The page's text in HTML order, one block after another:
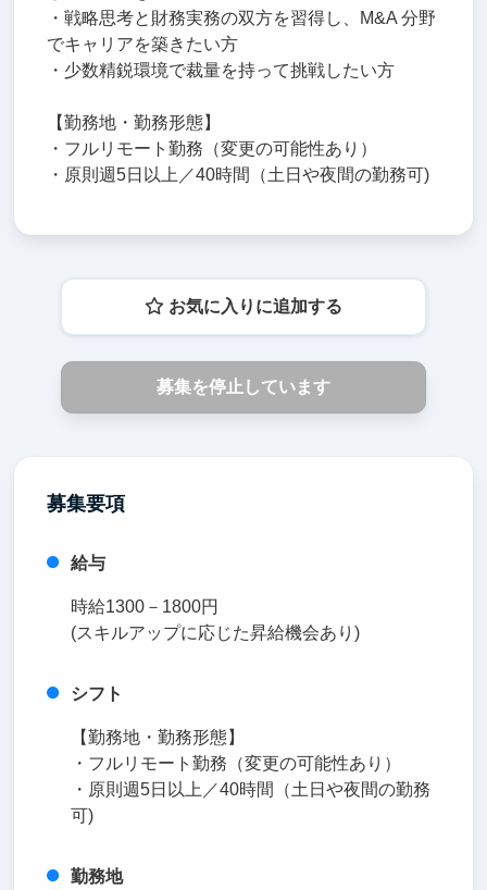
・戦略思考と財務実務の双方を習得し、M&A 分野
でキャリアを築きたい方
・少数精鋭環境で裁量を持って挑戦したい方
【勤務地・勤務形態】
・フルリモート勤務（変更の可能性あり）
・原則週5日以上／40時間（土日や夜間の勤務可)
お気に入りに追加する
募集を停止しています
募集要項
給与
時給1300－1800円
(スキルアップに応じた昇給機会あり)
シフト
【勤務地・勤務形態】
・フルリモート勤務（変更の可能性あり）
・原則週5日以上／40時間（土日や夜間の勤務
可)
勤務地